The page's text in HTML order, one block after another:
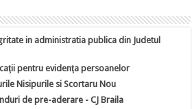
in administratia publica din Judetul
pentru evidenţa persoanelor
Nisipurile si Scortaru Nou
de pre-aderare - CJ Braila